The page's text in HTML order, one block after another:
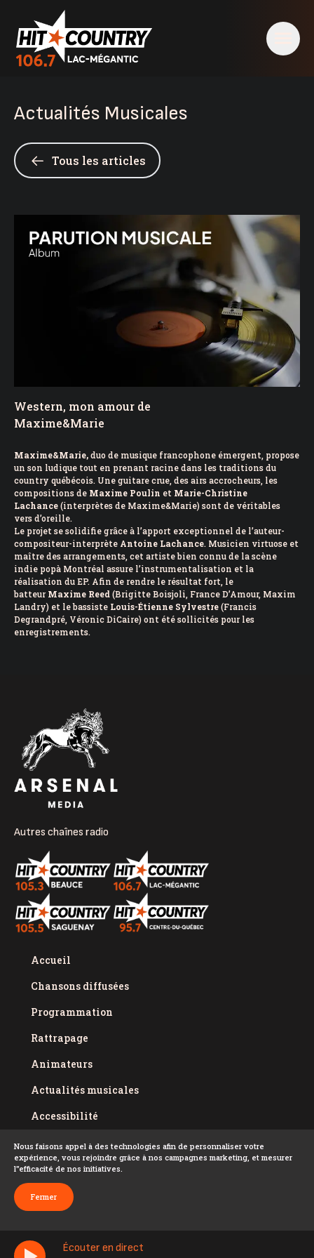
Écouter en direct
Actualités Musicales
Tous les articles
Western, mon amour de
Maxime&Marie
Maxime&Marie,duo de musique francophone émergent, propose
un son ludique tout en prenant racine dans les traditions du
country québécois. Une guitare crue, des airs accrocheurs, les
compositions de Maxime Poulin et Marie-Christine
Lachance(interprètes de Maxime&Marie) sont de véritables
vers d’oreille.
Le projet se solidifie grâce à l’apport exceptionnel de l’auteur-
compositeur-interprète Antoine Lachance. Musicien virtuose et
maître des arrangements, cet artiste bien connu de la scène
indie popà Montréal assure l’instrumentalisation et la
réalisation du EP. Afin de rendre le résultat fort, le
batteurMaxime Reed(Brigitte Boisjoli, France D’Amour, Maxim
Landry) et le bassiste Louis-Étienne Sylvestre(Francis
Degrandpré, Véronic DiCaire) ont été sollicités pour les
enregistrements.
Autres chaînes radio
Accueil
Chansons diffusées
Programmation
Rattrapage
Animateurs
Actualités musicales
Accessibilité
Politique de confidentialité
Conditions d'utilisation
FAQ
Nous faisons appel à des technologies afin de personnaliser votre
expérience, vous rejoindre grâce à nos campagnes marketing, et mesurer
l''efficacité de nos initiatives.
Fermer